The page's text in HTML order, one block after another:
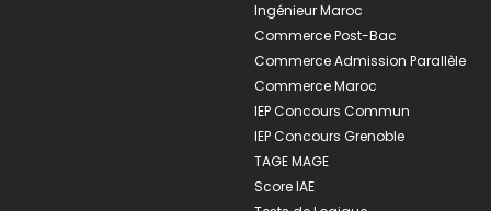
Ingénieur Maroc
Commerce Post-Bac
Commerce Admission Parallèle
Commerce Maroc
IEP Concours Commun
IEP Concours Grenoble
TAGE MAGE
Score IAE